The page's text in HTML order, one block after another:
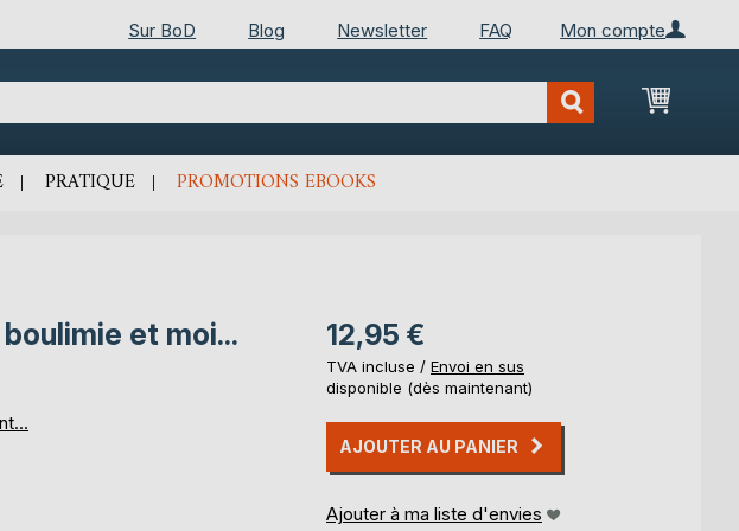
Mon compte
Sur BoD Blog Newsletter FAQ
Mon
PRATIQUE PROMOTIONS EBOOKS
et moi... 12,95 €
TVA incluse / Envoi en sus
disponible (dès maintenant)
AJOUTER AU PANIER
Ajouter à ma liste d'envies